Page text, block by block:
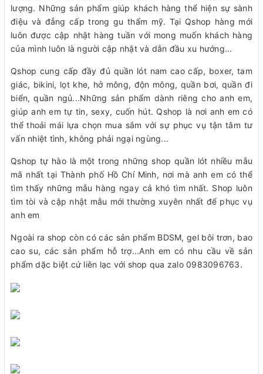
lượng. Những sản phẩm giúp khách hàng thể hiện sự sành
điệu và đẳng cấp trong gu thẩm mỹ. Tại Qshop hàng mới
luôn được cập nhật hàng tuần với mong muốn khách hàng
của mình luôn là người cập nhật và dẫn đầu xu hướng...
Qshop cung cấp đầy đủ quần lót nam cao cấp, boxer, tam
giác, bikini, lọt khe, hở mông, độn mông, quần bơi, quần đi
biển, quần ngủ...Những sản phẩm dành riêng cho anh em,
giúp anh em tự tin, sexy, cuốn hút. Qshop là nơi anh em có
thể thoải mái lựa chọn mua sắm với sự phục vụ tận tâm tư
vấn nhiệt tình, không phải ngại ngùng...
Qshop tự hào là một trong những shop quần lót nhiều mẫu
mã nhất tại Thành phố Hồ Chí Minh, nơi mà anh em có thể
tìm thấy những mẫu hàng ngay cả khó tìm nhất. Shop luôn
tìm tòi và cập nhật mẫu mới thường xuyên nhất để phục vụ
anh em
Ngoài ra shop còn có các sản phẩm BDSM, gel bôi trơn, bao
cao su, các sản phẩm hỗ trợ...Anh em có nhu cầu về sản
phẩm dặc biệt cứ liên lạc với shop qua zalo 0983096763.